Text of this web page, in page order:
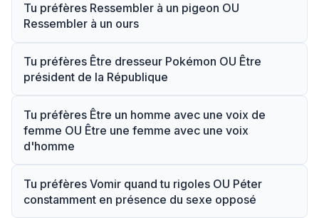
Tu préfères Ressembler à un pigeon OU
Ressembler à un ours
Tu préfères Être dresseur Pokémon OU Être
président de la République
Tu préfères Être un homme avec une voix de
femme OU Être une femme avec une voix
d'homme
Tu préfères Vomir quand tu rigoles OU Péter
constamment en présence du sexe opposé